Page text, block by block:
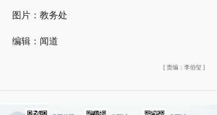
图片：教务处
编辑：闻道
[ 责编：李伯玺 ]